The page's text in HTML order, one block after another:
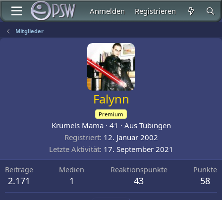
Anmelden Registrieren
Mitglieder
Falynn
Premium
Krümels Mama · 41 · Aus Tübingen
Registriert 12. Januar 2002
Letzte Aktivität 17. September 2021
Beiträge
2.171
Medien
1
Reaktionspunkte
43
Punkte
58